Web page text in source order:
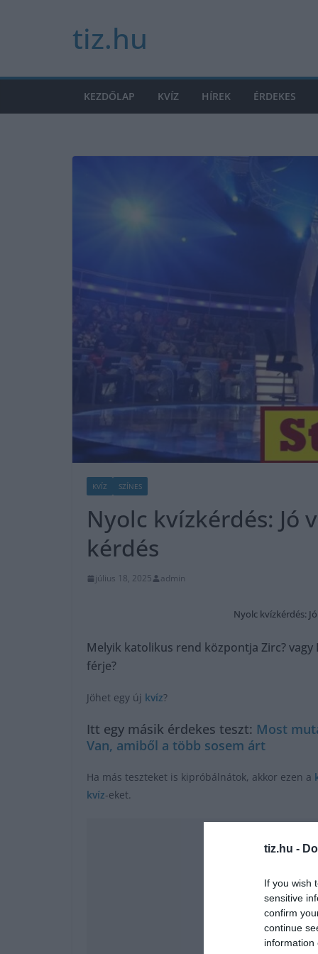
tiz.hu -
If you wish
sensitive
confirm
continue
information
tiz.hu
KEZDŐLAP KVÍZ HÍREK ÉRDEKES
KVÍZ SZÍNES
Nyolc kvízkérdés: Jó
kérdés
július 18, 2025 admin
Nyolc kvízkérdés:
Melyik katolikus rend központja Zirc?
férje?
Jöhet egy új kvíz?
Itt egy másik érdekes teszt: Most
Van, amiből a több sosem árt
Ha más teszteket is kipróbálnátok, akkor ezen a
kvíz-eket.